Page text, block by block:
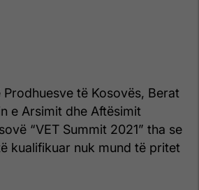
të Kosovës, Berat
e Arsimit dhe Aftësimit
“VET Summit 2021” tha se
kualifikuar nuk mund të pritet